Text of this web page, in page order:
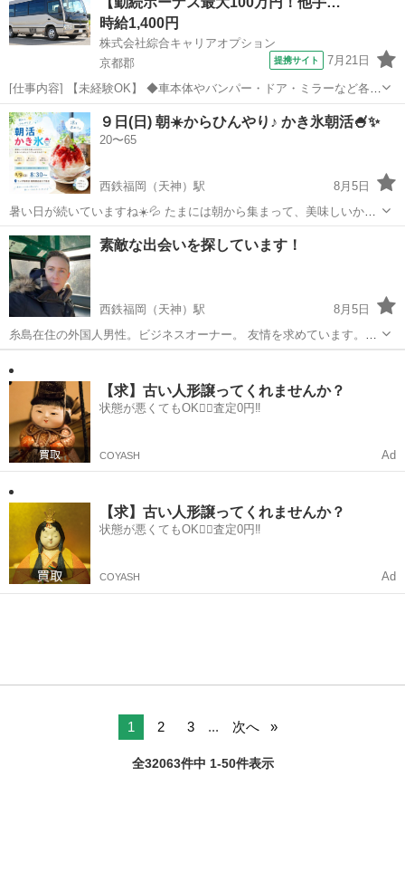
いひと‼️...
時給1,400円
株式会社綜合キャリアオプション
京都郡
提携サイト 7月21日
[仕事内容] 【未経験OK】 ◆車本体やバンパー・ドア・ミラーなど各種
パーツの組付け ◆部品セット&ボタン押し&塗装など ◆部署により作
業工程はさまざま ◆動きのあるオシゴトもあり！ ◆10人でライン作業
と3人でセル作業な...
福岡 京都郡 工場
９日(日) 朝☀️からひんやり♪ かき氷朝活🍧✨
20〜65
西鉄福岡（天神）駅
8月5日
暑い日が続いていますね☀️💦 たまには朝から集まって、美味しいかき
氷を食べながら、ゆるっとおしゃべりしませんか？😊 「休日を充実さ
せたい！」 「新しい人と話してみたい！」 「朝活に興味がある！」
そんな方、大歓迎です✨ ...
福岡 福岡市 西鉄福岡（天神）駅 友達
素敵な出会いを探しています！
西鉄福岡（天神）駅
8月5日
糸島在住の外国人男性。ビジネスオーナー。 友情を求めています。申
し訳ありませんが、私の日本語は限られています。
【求】古い人形譲ってくれませんか？
状態が悪くてもOK🙆‍♀️査定0円‼️
COYASH Ad
【求】古い人形譲ってくれませんか？
状態が悪くてもOK🙆‍♀️査定0円‼️
COYASH Ad
1 2 3 ... 次へ
全32063件中 1-50件表示